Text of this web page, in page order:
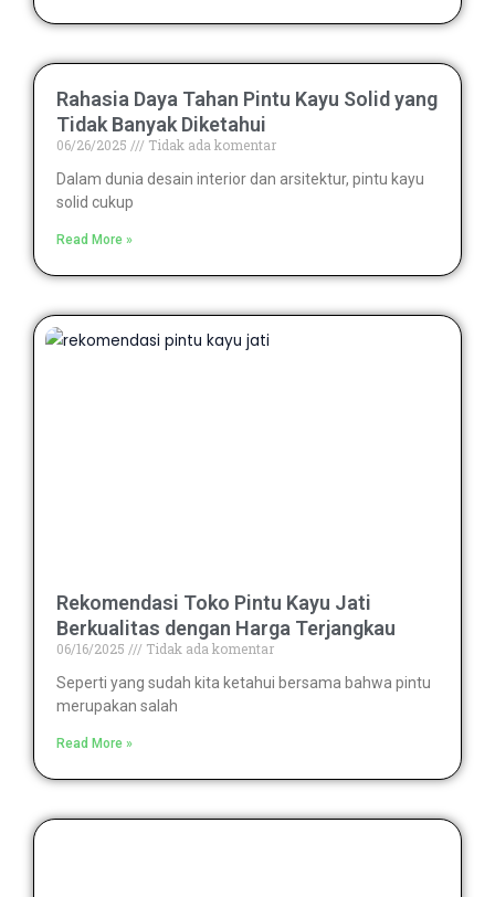
Rahasia Daya Tahan Pintu Kayu Solid yang
Tidak Banyak Diketahui
06/26/2025
Tidak ada komentar
Dalam dunia desain interior dan arsitektur, pintu kayu
solid cukup
Read More »
Rekomendasi Toko Pintu Kayu Jati
Berkualitas dengan Harga Terjangkau
06/16/2025
Tidak ada komentar
Seperti yang sudah kita ketahui bersama bahwa pintu
merupakan salah
Read More »